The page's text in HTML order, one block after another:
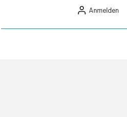
Anmelden